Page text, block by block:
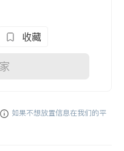
收藏
如果不想放置信息在我们的平